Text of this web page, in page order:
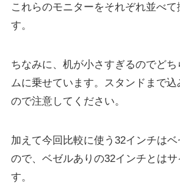
これらのモニターをそれぞれ並べて
す。
ちなみに、机が小さすぎるのでど
ムに乗せています。スタンドまで
ので注意してください。
加えて今回比較に使う32インチは
ので、ベゼルありの32インチとはサ
す。